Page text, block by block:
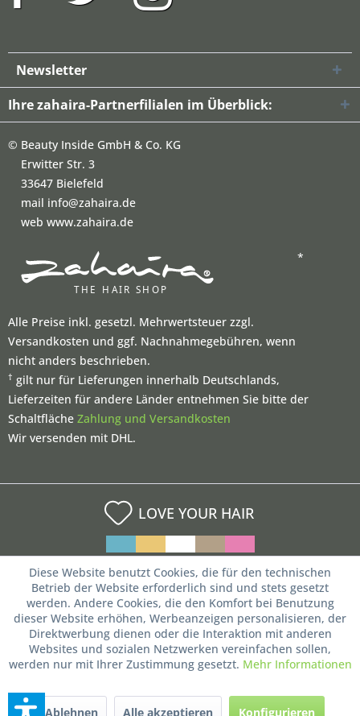
Newsletter
Ihre zahaira-Partnerfilialen im Überblick:
© Beauty Inside GmbH & Co. KG
Erwitter Str. 3
33647 Bielefeld
mail info@zahaira.de
web www.zahaira.de
*
Alle Preise inkl. gesetzl. Mehrwertsteuer zzgl.
Versandkosten und ggf. Nachnahmegebühren, wenn
nicht anders beschrieben.
† gilt nur für Lieferungen innerhalb Deutschlands,
Lieferzeiten für andere Länder entnehmen Sie bitte der
Schaltfläche Zahlung und Versandkosten
Wir versenden mit DHL.
LOVE YOUR HAIR
Diese Website benutzt Cookies, die für den technischen
Betrieb der Website erforderlich sind und stets gesetzt
werden. Andere Cookies, die den Komfort bei Benutzung
dieser Website erhöhen, Werbeanzeigen personalisieren, der
Direktwerbung dienen oder die Interaktion mit anderen
Websites und sozialen Netzwerken vereinfachen sollen,
werden nur mit Ihrer Zustimmung gesetzt. Mehr Informationen
Ablehnen Alle akzeptieren Konfigurieren